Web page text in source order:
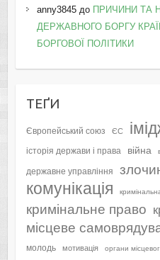
anny3845до ПРИЧИНИ ТА
ДЕРЖАВНОГО БОРГУ
БОРГОВОЇ ПОЛІТИКИ
ТЕҐИ
Європейський союз ЄС
історія держави і права війна
державне управління
комунікація
кримінальне право
місцеве
молодь мотивація органи